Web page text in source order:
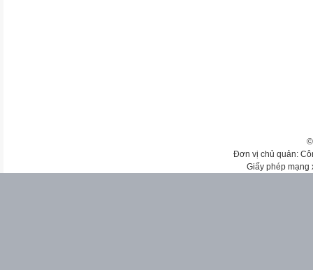
Đơn vị chủ quản:
Giấy phép mạng